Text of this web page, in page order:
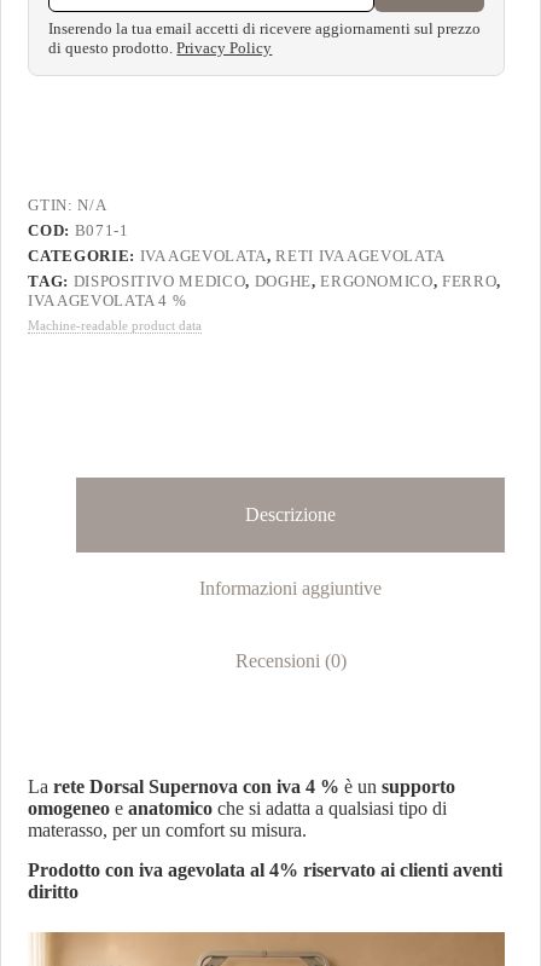
Inserendo la tua email accetti di ricevere aggiornamenti sul prezzo
di questo prodotto.Privacy Policy
GTIN: N/A
COD: B071-1
CATEGORIE: IVA AGEVOLATA,RETI IVA AGEVOLATA
TAG: DISPOSITIVO MEDICO, DOGHE,ERGONOMICO,FERRO,
IVA AGEVOLATA 4 %
Machine-readable product data
Descrizione
Informazioni aggiuntive
Recensioni (0)
Larete Dorsal Supernova con iva 4 %è unsupporto
omogeneo eanatomico che si adatta a qualsiasi tipo di
materasso, per un comfort su misura.
Prodotto con iva agevolata al 4% riservato ai clienti aventi
diritto